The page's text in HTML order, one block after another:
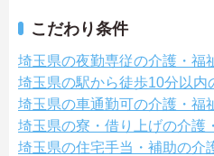
こだわり条件
埼玉県の夜勤専従の介護・福
埼玉県の駅から徒歩10分以内
埼玉県の車通勤可の介護・福
埼玉県の寮・借り上げの介護
埼玉県の住宅手当・補助の介